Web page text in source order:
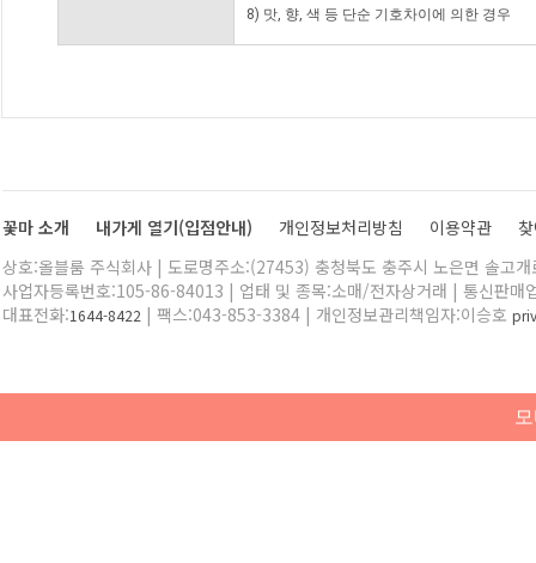
8) 맛, 향, 색 등 단순 기호차이에 의한 경우
꽃마 소개 내가게 열기(입점안내) 개인정보처리방침 이용약관
상호:올블룸 주식회사 | 도로명주소:(27453) 충청북도 충주시 노은면 솔고
사업자등록번호:105-86-84013 | 업태 및 종목:소매/전자상거래 | 통신판매
대표전화:1644-8422 | 팩스:043-853-3384 | 개인정보관리책임자:이승호